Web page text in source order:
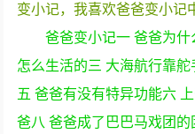
变小记，我喜欢爸爸变小记
爸爸变小记一 爸爸为
怎么生活的三 大海航行靠舵
五 爸爸有没有特异功能六
爸八 爸爸成了巴巴马戏团的